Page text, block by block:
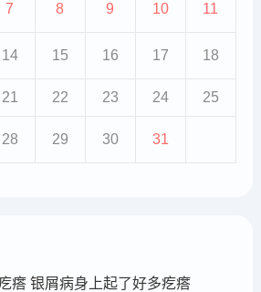
7 8 9 10 11
14 15 16 17 18
21 22 23 24 25
28 29 30 31
瘩 银屑病身上起了好多疙瘩